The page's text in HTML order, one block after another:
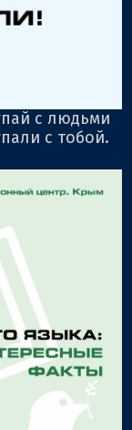
с людьми
с тобой.